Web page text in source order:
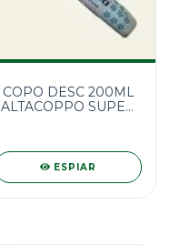
COPO DESC 200ML
ALTACOPPO SUPER
ESPIAR